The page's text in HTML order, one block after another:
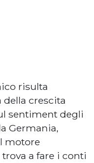
risulta
della crescita
sentiment degli
Germania,
motore
a fare i conti